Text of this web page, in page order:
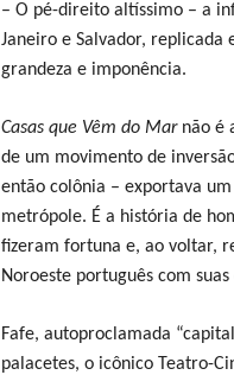
– O pé-direito altíssimo – a
Janeiro e Salvador, replicada
grandeza e imponência.
Casas que Vêm do Mar não é
de um movimento de
então colônia – exportava
metrópole. É a história de
fizeram fortuna e, ao voltar,
Noroeste português com
Fafe, autoproclamada
palacetes, o icônico Teatro-